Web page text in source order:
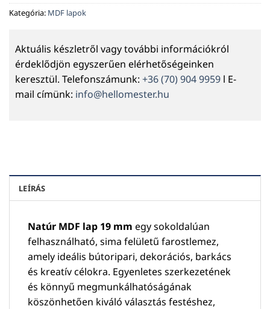
Kategória: MDF lapok
Aktuális készletről vagy további információkról
érdeklődjön egyszerűen elérhetőségeinken
keresztül. Telefonszámunk: +36 (70) 904 9959 l E-
mail címünk: info@hellomester.hu
LEÍRÁS
Natúr MDF lap 19 mm egy sokoldalúan
felhasználható, sima felületű farostlemez,
amely ideális bútoripari, dekorációs, barkács
és kreatív célokra. Egyenletes szerkezetének
és könnyű megmunkálhatóságának
köszönhetően kiváló választás festéshez,